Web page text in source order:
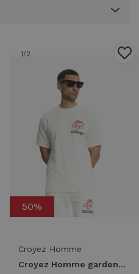
1/2
50%
Croyez Homme
Croyez Homme gardener t-shirt crb30026047 Print T-shirts 40002 off-white